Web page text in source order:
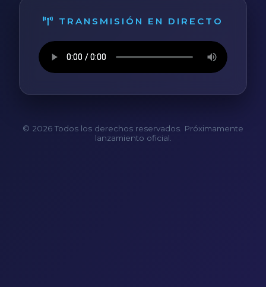
TRANSMISIÓN EN DIRECTO
© 2026 Todos los derechos reservados. Próximamente
lanzamiento oficial.